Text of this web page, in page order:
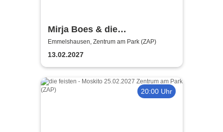
Mirja Boes & die
HonkeyDonkeys - carpfe
diem!
Emmelshausen, Zentrum am Park (ZAP)
13.02.2027
20:00 Uhr